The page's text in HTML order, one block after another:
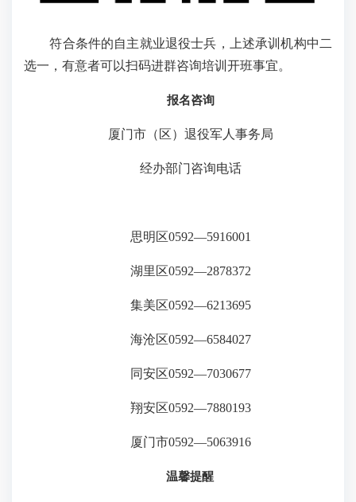
符合条件的自主就业退役士兵，上述承训机构中二
选一，有意者可以扫码进群咨询培训开班事宜。
报名咨询
厦门市（区）退役军人事务局
经办部门咨询电话
思明区0592—5916001
湖里区0592—2878372
集美区0592—6213695
海沧区0592—6584027
同安区0592—7030677
翔安区0592—7880193
厦门市0592—5063916
温馨提醒